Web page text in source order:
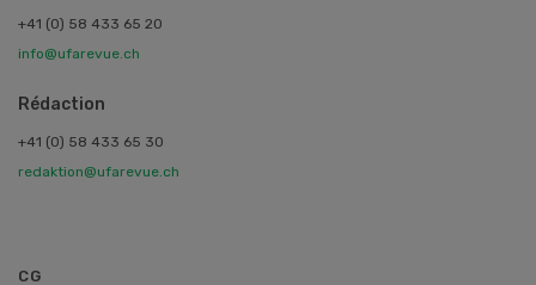
+41 (0) 58 433 65 20
info@ufarevue.ch
Rédaction
+41 (0) 58 433 65 30
redaktion@ufarevue.ch
CG